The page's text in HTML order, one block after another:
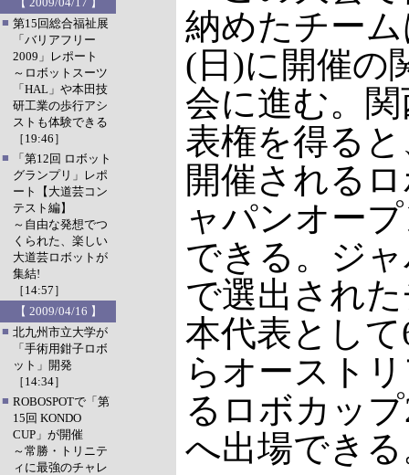
■ 第15回総合福祉展
「バリアフリー
2009」レポート
～ロボットスーツ
「HAL」や本田技
研工業の歩行アシ
ストも体験できる
［19:46］
■
「第12回 ロボット
グランプリ」レポ
ート【大道芸コン
テスト編】
～自由な発想でつ
くられた、楽しい
大道芸ロボットが
集結!
［14:57］
【 2009/04/16 】
■ 北九州市立大学が
「手術用鉗子ロボ
ット」開発
［14:34］
■ ROBOSPOTで「第
15回 KONDO
CUP」が開催
～常勝・トリニテ
ィに最強のチャレ
納めたチー
(日)に開催の
会に進む。
表権を得る
開催される
ャパンオー
できる。ジ
で選出され
本代表とし
らオースト
るロボカッ
へ出場でき